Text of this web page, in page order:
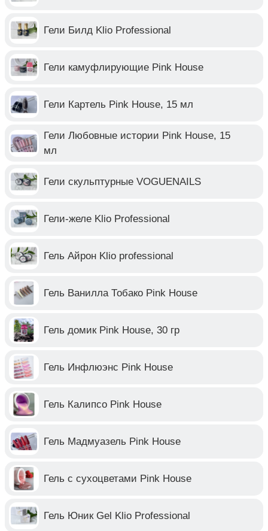
Гели Билд Klio Professional
Гели камуфлирующие Pink House
Гели Картель Pink House, 15 мл
Гели Любовные истории Pink House, 15
мл
Гели скульптурные VOGUENAILS
Гели-желе Klio Professional
Гель Айрон Klio professional
Гель Ванилла Тобако Pink House
Гель домик Pink House, 30 гр
Гель Инфлюэнс Pink House
Гель Калипсо Pink House
Гель Мадмуазель Pink House
Гель с сухоцветами Pink House
Гель Юник Gel Klio Professional